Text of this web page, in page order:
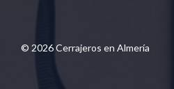
© 2026 Cerrajeros en Almería